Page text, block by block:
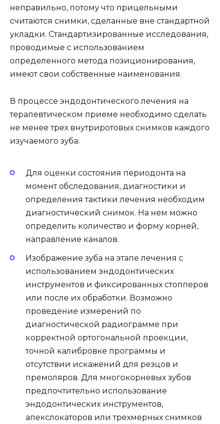
неправильно, потому что прицельными
считаются снимки, сделанные вне стандартной
укладки. Стандартизированные исследования,
проводимые с использованием
определенного метода позиционирования,
имеют свои собственные наименования.
В процессе эндодонтического лечения на
терапевтическом приеме необходимо сделать
не менее трех внутриротовых снимков каждого
изучаемого зуба:
Для оценки состояния периодонта на
момент обследования, диагностики и
определения тактики лечения необходим
диагностический снимок. На нем можно
определить количество и форму корней,
направление каналов.
Изображение зуба на этапе лечения с
использованием эндодонтических
инструментов и фиксированных стопперов
или после их обработки. Возможно
проведение измерений по
диагностической радиограмме при
корректной ортогональной проекции,
точной калибровке программы и
отсутствии искажений для резцов и
премоляров. Для многокорневых зубов
предпочтительно использование
эндодонтических инструментов,
апекслокаторов или трехмерных снимков